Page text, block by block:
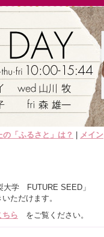
「ふるさと」は？ メイン
大学 FUTURE SEED」
ただけます。
ちら をご覧ください。